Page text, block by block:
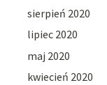
sierpień 2020
lipiec 2020
maj 2020
kwiecień 2020